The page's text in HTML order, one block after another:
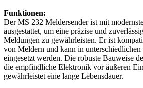
Funktionen:
Der MS 232 Meldersender ist mit
ausgestattet, um eine präzise und
Meldungen zu gewährleisten. Er ist
von Meldern und kann in unterschiedlichen
eingesetzt werden. Die robuste Bauweise
die empfindliche Elektronik vor äußeren
gewährleistet eine lange Lebensdauer.